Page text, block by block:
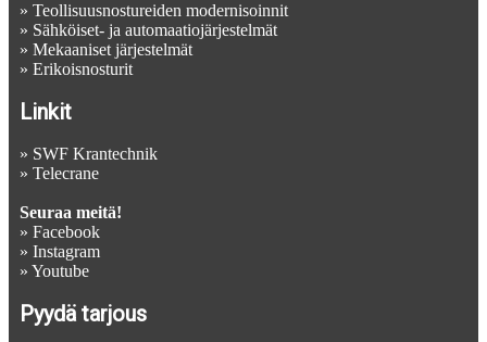
» Teollisuusnostureiden modernisoinnit
» Sähköiset- ja automaatiojärjestelmät
» Mekaaniset järjestelmät
» Erikoisnosturit
Linkit
» SWF Krantechnik
» Telecrane
Seuraa meitä!
» Facebook
» Instagram
» Youtube
Pyydä tarjous